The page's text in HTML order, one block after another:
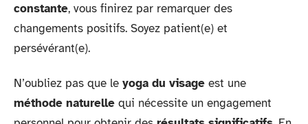
constante, vous finirez par remarquer des
changements positifs. Soyez patient(e) et
persévérant(e).
N’oubliez pas que le yoga du visage est une
méthode naturelle qui nécessite un engagement